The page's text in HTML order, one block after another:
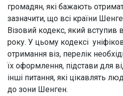
громадян, які бажають
зазначити, що всі країни
Візовий кодекс, який вступив
року. У цьому кодексі
отримання віз, перелік
їх оформлення, підстави для
інші питання, які цікавлять
до зони Шенген.